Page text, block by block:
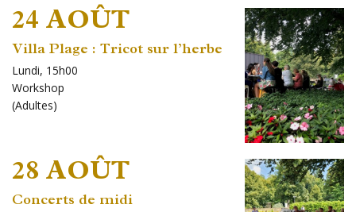
24 AOÛT
Villa Plage : Tricot sur l’herbe
Lundi, 15h00
Workshop
(Adultes)
28 AOÛT
Concerts de midi